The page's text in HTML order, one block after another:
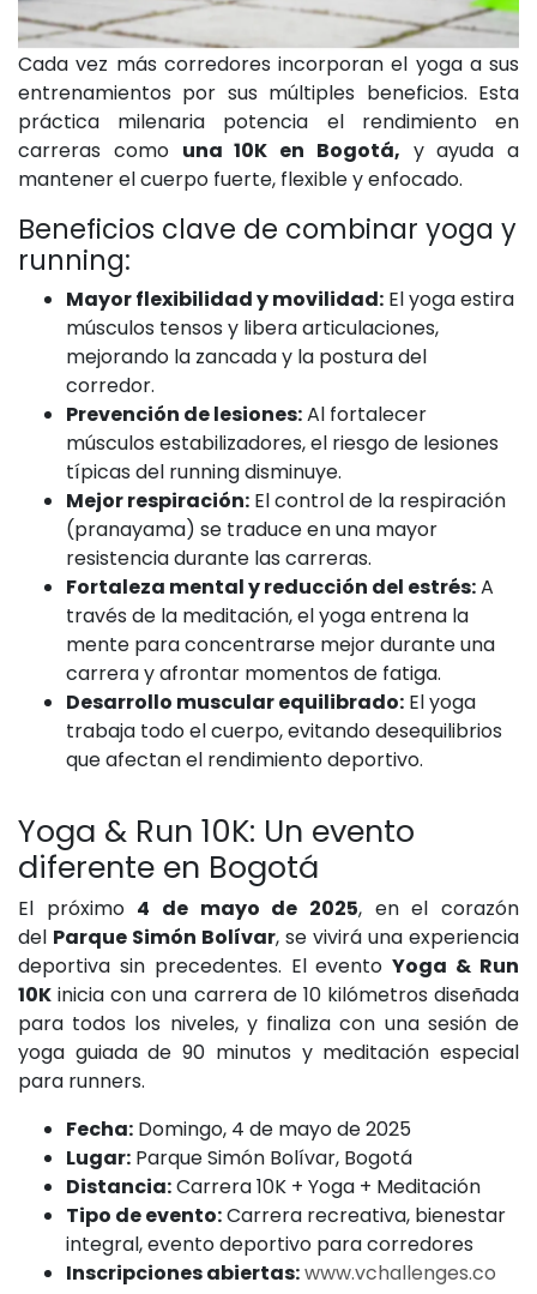
Cada vez más corredores incorporan el yoga a sus
entrenamientos por sus múltiples beneficios. Esta
práctica milenaria potencia el rendimiento en
carreras como una 10K en Bogotá, y ayuda a
mantener el cuerpo fuerte, flexible y enfocado.
Beneficios clave de combinar yoga y
running:
Mayor flexibilidad y movilidad: El yoga estira
músculos tensos y libera articulaciones,
mejorando la zancada y la postura del
corredor.
Prevención de lesiones:Al fortalecer
músculos estabilizadores, el riesgo de lesiones
típicas del running disminuye.
Mejor respiración: El control de la respiración
(pranayama) se traduce en una mayor
resistencia durante las carreras.
Fortaleza mental y reducción del estrés:A
través de la meditación, el yoga entrena la
mente para concentrarse mejor durante una
carrera y afrontar momentos de fatiga.
Desarrollo muscular equilibrado: El yoga
trabaja todo el cuerpo, evitando desequilibrios
que afectan el rendimiento deportivo.
Yoga & Run 10K: Un evento
diferente en Bogotá
El próximo 4 de mayo de 2025, en el corazón
del Parque Simón Bolívar, se vivirá una experiencia
deportiva sin precedentes. El eventoYoga & Run
10K inicia con una carrera de 10 kilómetros diseñada
para todos los niveles, y finaliza con una sesión de
yoga guiada de 90 minutos y meditación especial
para runners.
Fecha: Domingo, 4 de mayo de 2025
Lugar: Parque Simón Bolívar, Bogotá
Distancia:Carrera 10K + Yoga + Meditación
Tipo de evento:Carrera recreativa, bienestar
integral, evento deportivo para corredores
Inscripciones abiertas:www.vchallenges.co